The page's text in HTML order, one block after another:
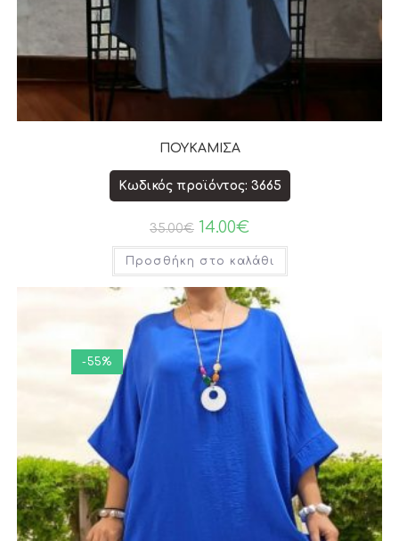
ΠΟΥΚΑΜΙΣΑ
Κωδικός προϊόντος: 3665
35.00€ 14.00€
Προσθήκη στο καλάθι
-55%